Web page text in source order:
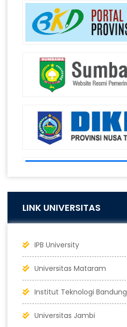
LINK UNIVERSITAS
IPB University
Universitas Mataram
Institut Teknologi Bandung
Universitas Jambi